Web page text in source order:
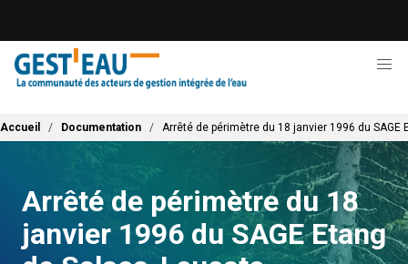
contenu
principal
Fil d'Ariane
Accueil Documentation Arrêté de périmètre du 18 janvier 1996 du SAGE
Arrêté de périmètre du 18
janvier 1996 du SAGE Etang